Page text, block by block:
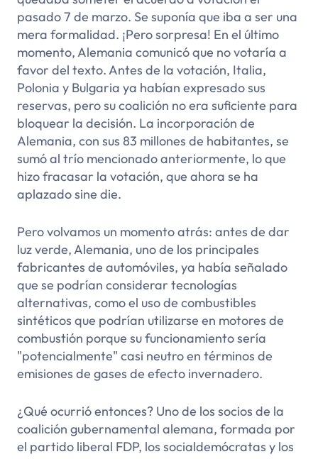
pasado 7 de marzo. Se suponía que iba a ser una
mera formalidad. ¡Pero sorpresa! En el último
momento, Alemania comunicó que no votaría a
favor del texto. Antes de la votación, Italia,
Polonia y Bulgaria ya habían expresado sus
reservas, pero su coalición no era suficiente para
bloquear la decisión. La incorporación de
Alemania, con sus 83 millones de habitantes, se
sumó al trío mencionado anteriormente, lo que
hizo fracasar la votación, que ahora se ha
aplazado sine die.
Pero volvamos un momento atrás: antes de dar
luz verde, Alemania, uno de los principales
fabricantes de automóviles, ya había señalado
que se podrían considerar tecnologías
alternativas, como el uso de combustibles
sintéticos que podrían utilizarse en motores de
combustión porque su funcionamiento sería
"potencialmente" casi neutro en términos de
emisiones de gases de efecto invernadero.
¿Qué ocurrió entonces? Uno de los socios de la
coalición gubernamental alemana, formada por
el partido liberal FDP, los socialdemócratas y los